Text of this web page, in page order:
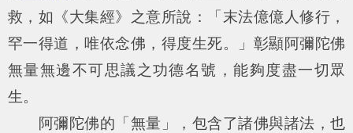
救，如《大集經》之意所說：「末法億億人修行，
罕一得道，唯依念佛，得度生死。」彰顯阿彌陀佛
無量無邊不可思議之功德名號，能夠度盡一切眾
生。
阿彌陀佛的「無量」，包含了諸佛與諸法，也